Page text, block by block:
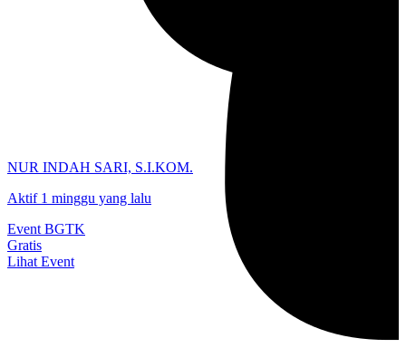
NUR INDAH SARI, S.I.KOM.
Aktif 1 minggu yang lalu
Event BGTK
Gratis
Lihat Event